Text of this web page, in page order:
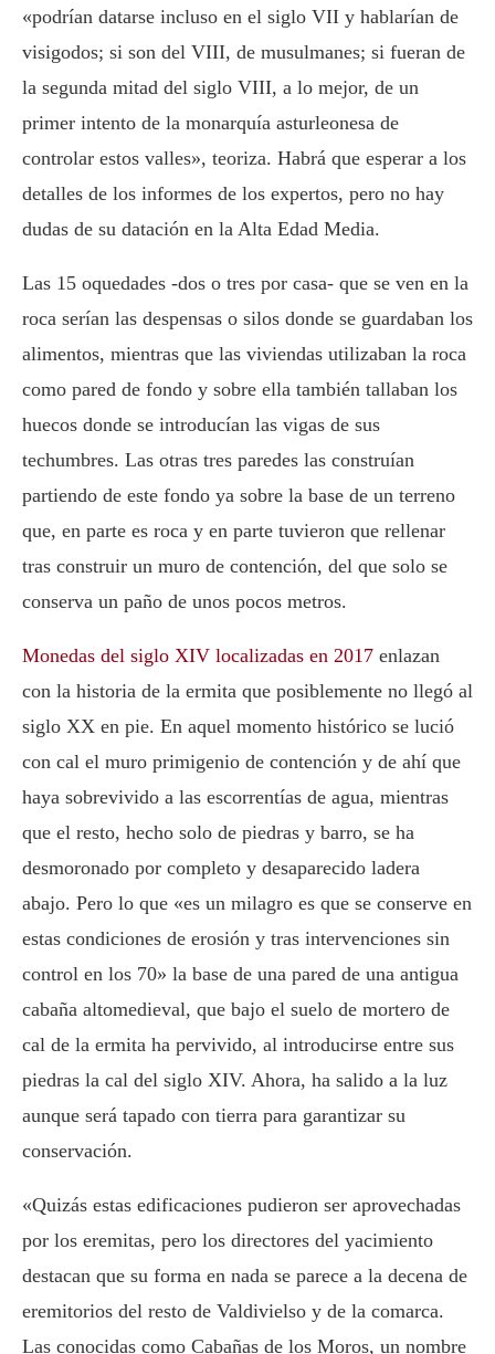
«podrían datarse incluso en el siglo VII y hablarían de
visigodos; si son del VIII, de musulmanes; si fueran de
la segunda mitad del siglo VIII, a lo mejor, de un
primer intento de la monarquía asturleonesa de
controlar estos valles», teoriza. Habrá que esperar a los
detalles de los informes de los expertos, pero no hay
dudas de su datación en la Alta Edad Media.
Las 15 oquedades -dos o tres por casa- que se ven en la
roca serían las despensas o silos donde se guardaban los
alimentos, mientras que las viviendas utilizaban la roca
como pared de fondo y sobre ella también tallaban los
huecos donde se introducían las vigas de sus
techumbres. Las otras tres paredes las construían
partiendo de este fondo ya sobre la base de un terreno
que, en parte es roca y en parte tuvieron que rellenar
tras construir un muro de contención, del que solo se
conserva un paño de unos pocos metros.
Monedas del siglo XIV localizadas en 2017 enlazan
con la historia de la ermita que posiblemente no llegó al
siglo XX en pie. En aquel momento histórico se lució
con cal el muro primigenio de contención y de ahí que
haya sobrevivido a las escorrentías de agua, mientras
que el resto, hecho solo de piedras y barro, se ha
desmoronado por completo y desaparecido ladera
abajo. Pero lo que «es un milagro es que se conserve en
estas condiciones de erosión y tras intervenciones sin
control en los 70» la base de una pared de una antigua
cabaña altomedieval, que bajo el suelo de mortero de
cal de la ermita ha pervivido, al introducirse entre sus
piedras la cal del siglo XIV. Ahora, ha salido a la luz
aunque será tapado con tierra para garantizar su
conservación.
«Quizás estas edificaciones pudieron ser aprovechadas
por los eremitas, pero los directores del yacimiento
destacan que su forma en nada se parece a la decena de
eremitorios del resto de Valdivielso y de la comarca.
Las conocidas como Cabañas de los Moros, un nombre